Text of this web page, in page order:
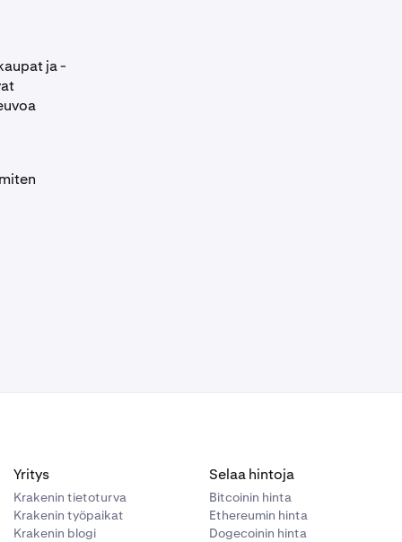
vuoden
ovat:
ja -
Yritys
Krakenin tietoturva
Krakenin työpaikat
Krakenin blogi
Selaa hintoja
Bitcoinin hinta
Ethereumin hinta
Dogecoinin hinta